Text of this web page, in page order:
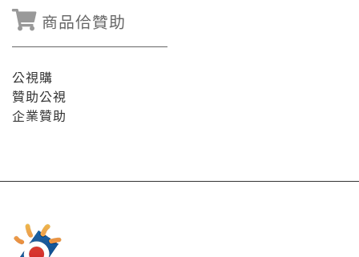
商品佮贊助
公視購
贊助公視
企業贊助